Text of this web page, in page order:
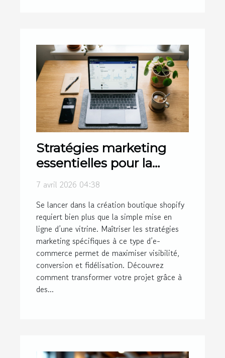
Stratégies marketing
essentielles pour la
création boutique
7 avril 2026 04:38
Se lancer dans la création boutique shopify
requiert bien plus que la simple mise en
ligne d’une vitrine. Maîtriser les stratégies
marketing spécifiques à ce type d’e-
commerce permet de maximiser visibilité,
conversion et fidélisation. Découvrez
comment transformer votre projet grâce à
des...